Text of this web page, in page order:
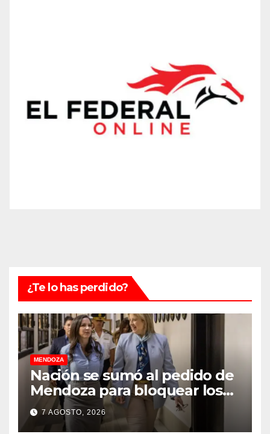
¿Te lo has perdido?
MENDOZA
Nación se sumó al pedido de
Mendoza para bloquear los
celulares en las cárceles de la
provincia
7 AGOSTO, 2026